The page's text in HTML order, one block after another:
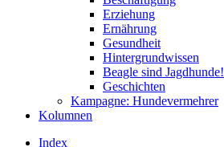
Erziehung
Ernährung
Gesundheit
Hintergrundwissen
Beagle sind Jagdhunde!
Geschichten
Kampagne: Hundevermehrer
Kolumnen
Index